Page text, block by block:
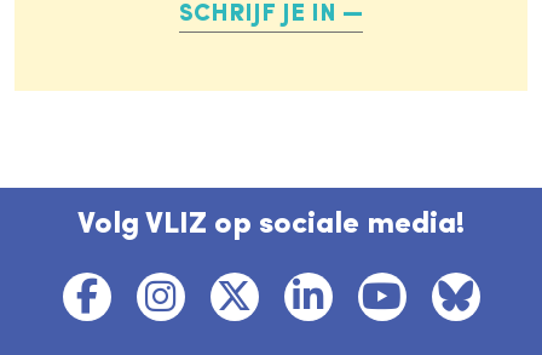
SCHRIJF JE IN
Volg VLIZ op sociale media!